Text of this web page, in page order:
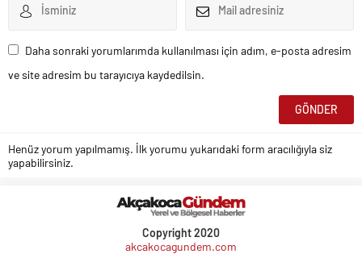
Daha sonraki yorumlarımda kullanılması için adım, e-posta adresim
ve site adresim bu tarayıcıya kaydedilsin.
Henüz yorum yapılmamış. İlk yorumu yukarıdaki form aracılığıyla siz
yapabilirsiniz.
Copyright 2020
akcakocagundem.com